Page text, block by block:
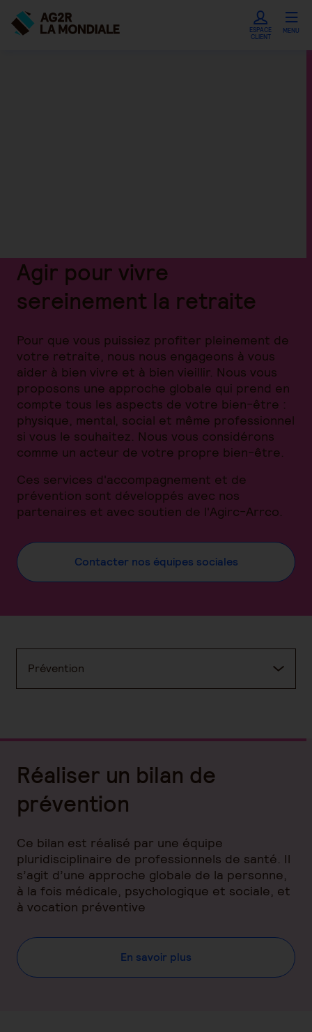
ESPACE
CLIENT
MENU
Agir pour vivre
sereinement la retraite
Pour que vous puissiez profiter pleinement de
votre retraite, nous nous engageons à vous
aider à bien vivre et à bien vieillir. Nous vous
proposons une approche globale qui prend en
compte tous les aspects de votre bien-être :
physique, mental, social et même professionnel
si vous le souhaitez. Nous vous considérons
comme un acteur de votre propre bien-être.
Ces services d'accompagnement et de
prévention sont développés avec nos
partenaires et avec soutien de l'Agirc-Arrco.
Contacter nos équipes sociales
Prévention
Réaliser un bilan de
prévention
Ce bilan est réalisé par une équipe
pluridisciplinaire de professionnels de santé. Il
s’agit d’une approche globale de la personne,
à la fois médicale, psychologique et sociale, et
à vocation préventive
En savoir plus